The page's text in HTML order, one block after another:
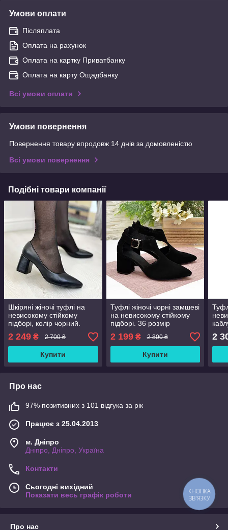
Умови оплати
Післяплата
Оплата на рахунок
Оплата на картку Приватбанку
Оплата на карту Ощадбанку
Всі умови оплати
Умови повернення
Повернення товару впродовж 14 днів за домовленістю
Всі умови повернення
Подібні товари компанії
Шкіряні жіночі туфлі на
невисокому стійкому
підборі, колір чорний.
Розміри 36-41
2 249 ₴ 2 700 ₴
Купити
Туфлі жіночі чорні замшеві
на невисокому стійкому
підборі. 36 розмір
2 199₴ 2 800 ₴
Купити
2
Про нас
97% позитивних з 101 відгука за рік
Працює з 25.04.2013
м. Дніпро
Дніпро, Дніпро, Україна
Контакти
Сьогодні вихідний
Показати весь графік роботи
Про нас
КНОПКА
ЗВ'ЯЗКУ